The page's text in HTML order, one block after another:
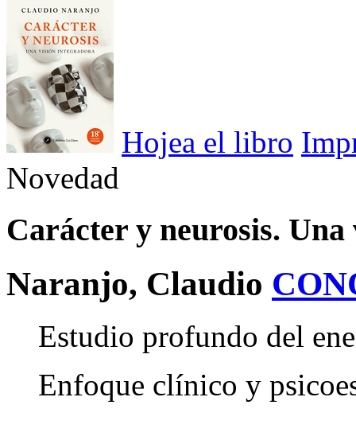
Hojea el libro
Novedad
Carácter y neurosis.
Naranjo, Claudio
Estudio profundo del
Enfoque clínico y